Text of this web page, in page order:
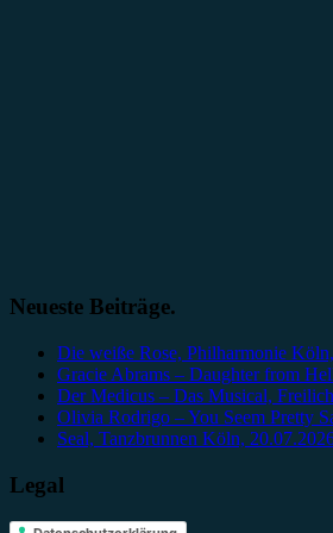
Neueste Beiträge.
Die weiße Rose, Philharmonie
Gracie Abrams – Daughter from
Der Medicus – Das Musical,
Olivia Rodrigo – You Seem Pretty
Seal, Tanzbrunnen Köln,
Legal